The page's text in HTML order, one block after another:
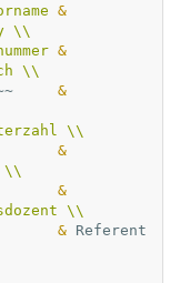
&
\\
&
\\
&
\\
&
\\
&
\\
&